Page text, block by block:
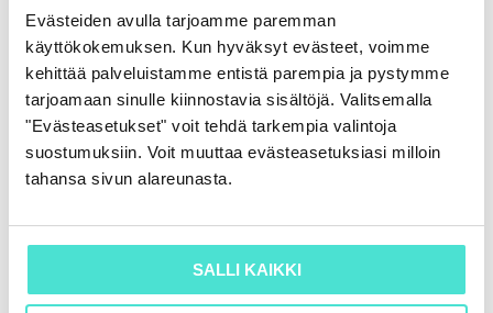
Evästeiden avulla tarjoamme paremman
käyttökokemuksen. Kun hyväksyt evästeet, voimme
kehittää palveluistamme entistä parempia ja pystymme
tarjoamaan sinulle kiinnostavia sisältöjä. Valitsemalla
"Evästeasetukset" voit tehdä tarkempia valintoja
suostumuksiin. Voit muuttaa evästeasetuksiasi milloin
tahansa sivun alareunasta.
SALLI KAIKKI
86,00€ (+ alv)
LISÄÄ OSTOSKORIIN
KAIKKI KIRJAT